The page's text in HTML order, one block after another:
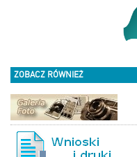
ZOBACZ RÓWNIEŻ